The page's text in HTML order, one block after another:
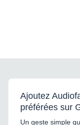
Ajoutez
préférées sur
Un geste simple